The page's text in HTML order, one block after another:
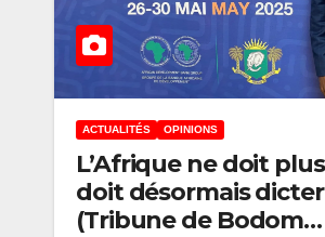
ACTUALITÉS OPINIONS
L’Afrique ne doit
doit désormais
(Tribune de Bodom
ACTUALITÉS